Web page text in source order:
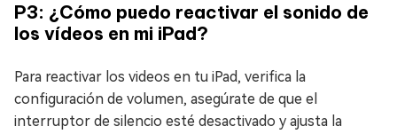
P3: ¿Cómo puedo reactivar el sonido de
los vídeos en mi iPad?
Para reactivar los videos en tu iPad, verifica la
configuración de volumen, asegúrate de que el
interruptor de silencio esté desactivado y ajusta la